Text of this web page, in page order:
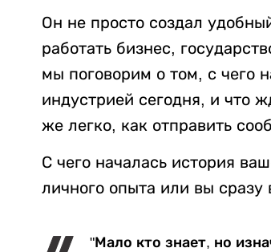
Он не просто создал
работать бизнес,
мы поговорим о том, с чего
индустрией сегодня, и что
же легко, как отправить
С чего началась история
личного опыта или вы
"Мало кто знает, но